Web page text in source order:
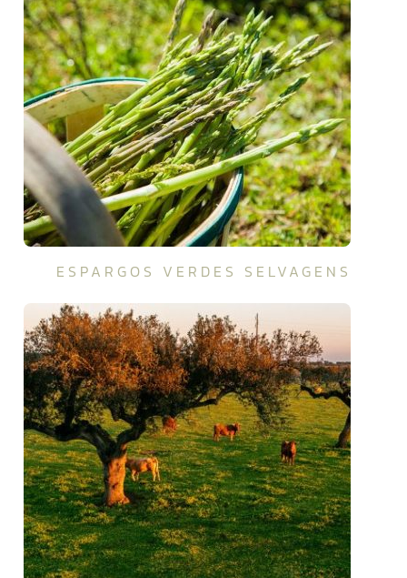
ESPARGOS VERDES SELVAGENS